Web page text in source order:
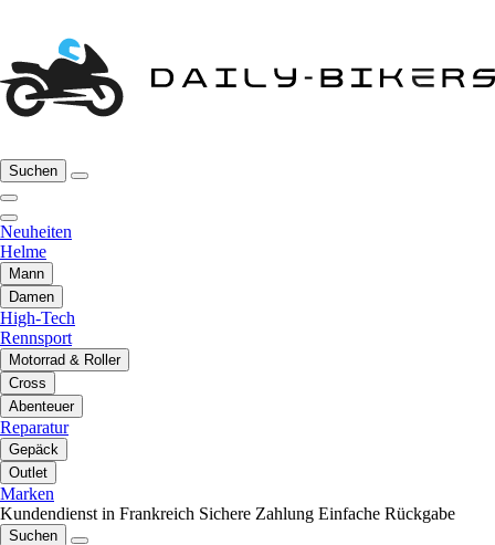
Suchen
Neuheiten
Helme
Mann
Damen
High-Tech
Rennsport
Motorrad & Roller
Cross
Abenteuer
Reparatur
Gepäck
Outlet
Marken
Kundendienst in Frankreich Sichere Zahlung Einfache Rückgabe
Suchen